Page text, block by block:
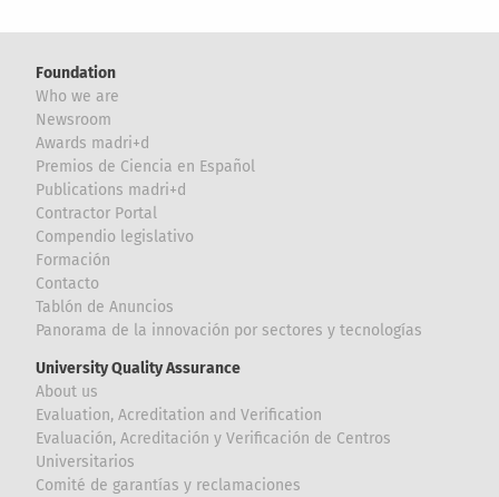
Foundation
Who we are
Newsroom
Awards madri+d
Premios de Ciencia en Español
Publications madri+d
Contractor Portal
Compendio legislativo
Formación
Contacto
Tablón de Anuncios
Panorama de la innovación por sectores y tecnologías
University Quality Assurance
About us
Evaluation, Acreditation and Verification
Evaluación, Acreditación y Verificación de Centros
Universitarios
Comité de garantías y reclamaciones